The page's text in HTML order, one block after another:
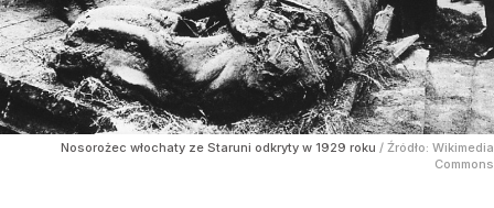
Nosorożec włochaty ze Staruni odkryty w 1929 roku / Źródło: Wikimedia
Commons